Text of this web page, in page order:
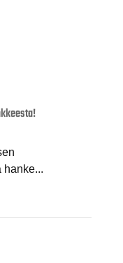
hanke...